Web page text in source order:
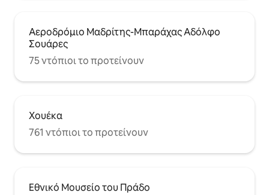
Αεροδρόμιο Μαδρίτης-Μπαράχας Αδόλφο
Σουάρες
75 ντόπιοι το προτείνουν
Χουέκα
761 ντόπιοι το προτείνουν
Εθνικό Μουσείο του Πράδο